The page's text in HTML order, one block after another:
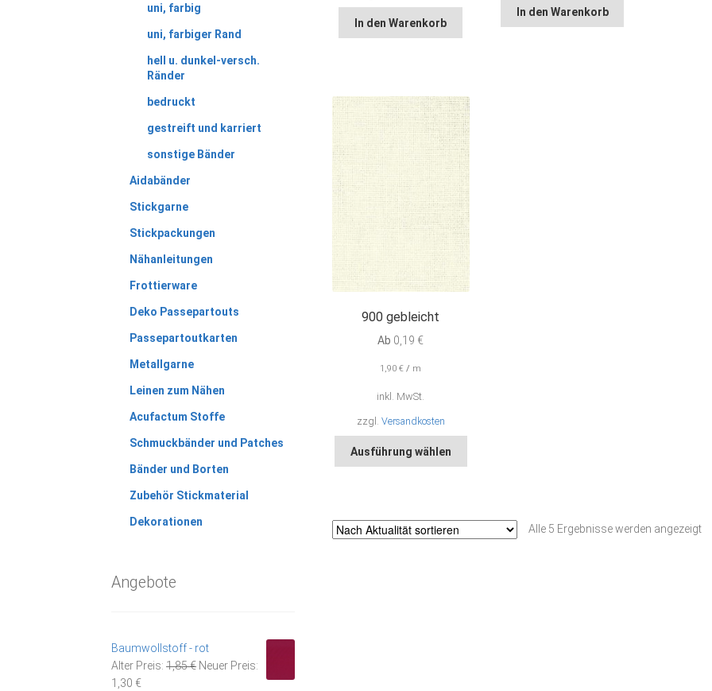
In den Warenkorb
In den Warenkorb
900 gebleicht
Ab 0,19 €
1,90€ / m
inkl. MwSt.
zzgl. Versandkosten
Ausführung wählen
Alle 5 Ergebnisse werden angezeigt
uni, farbig
uni, farbiger Rand
hell u. dunkel-versch.
Ränder
bedruckt
gestreift und karriert
sonstige Bänder
Aidabänder
Stickgarne
Stickpackungen
Nähanleitungen
Frottierware
Deko Passepartouts
Passepartoutkarten
Metallgarne
Leinen zum Nähen
Acufactum Stoffe
Schmuckbänder und Patches
Bänder und Borten
Zubehör Stickmaterial
Dekorationen
Angebote
Baumwollstoff - rot
Alter Preis: 1,85€ Ursprünglicher
Neuer Preis:
1,30 €Aktueller